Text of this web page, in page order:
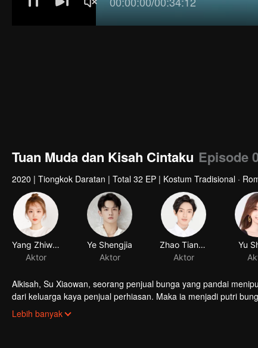
Tuan Muda dan Kisah Cintaku Episode
2020 | Tiongkok Daratan | Total 32 EP | Kostum Tradisional ·
Alkisah, Su Xiaowan, seorang penjual bunga yang pandai
dari keluarga kaya penjual perhiasan. Maka ia menjadi putri
tak seindah yang dibayangkan Su Xiaowan. Di keluarga
bertengkar. Meski jalan hidup terasa sulit, beruntung ada
Lebih banyak